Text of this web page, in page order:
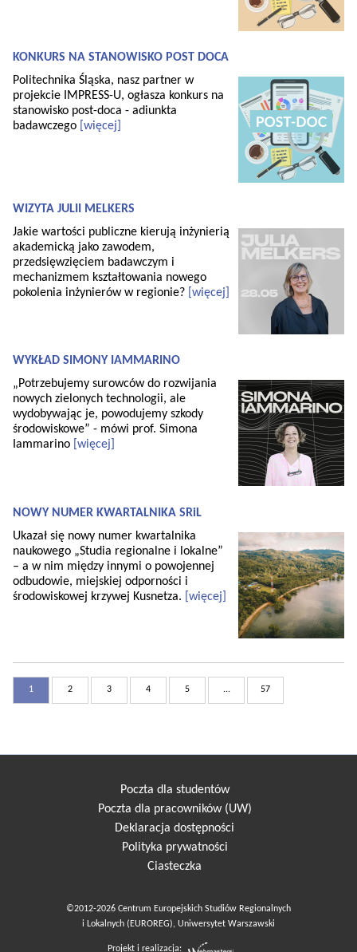
KONKURS NA STANOWISKO POST DOCA
Politechnika Śląska, nasz partner w
projekcie IMPRESS-U, ogłasza konkurs na
stanowisko post-doca - adiunkta
badawczego [więcej]
WIZYTA JULII MELKERS
Jakie wartości publiczne kierują inżynierią
akademicką jako zawodem,
przedsięwzięciem badawczym i
mechanizmem kształtowania nowego
pokolenia inżynierów w regionie? [więcej]
WYKŁAD SIMONY IAMMARINO
„Potrzebujemy surowców do rozwijania
nowych zielonych technologii, ale
wydobywając je, powodujemy szkody
środowiskowe” - mówi prof. Simona
Iammarino [więcej]
NOWY NUMER KWARTALNIKA SRiL
Ukazał się nowy numer kwartalnika
naukowego „Studia regionalne i lokalne”
– a w nim między innymi o powojennej
odbudowie, miejskiej odporności i
środowiskowej krzywej Kusnetza.
[więcej]
1 2 3 4 5 ... 57
Poczta dla studentów
Poczta dla pracowników (UW)
Deklaracja dostępności
Polityka prywatności
Ciasteczka
©2012-2026 Centrum Europejskich Studiów Regionalnych
i Lokalnych (EUROREG), Uniwersytet Warszawski
Projekt i realizacja: